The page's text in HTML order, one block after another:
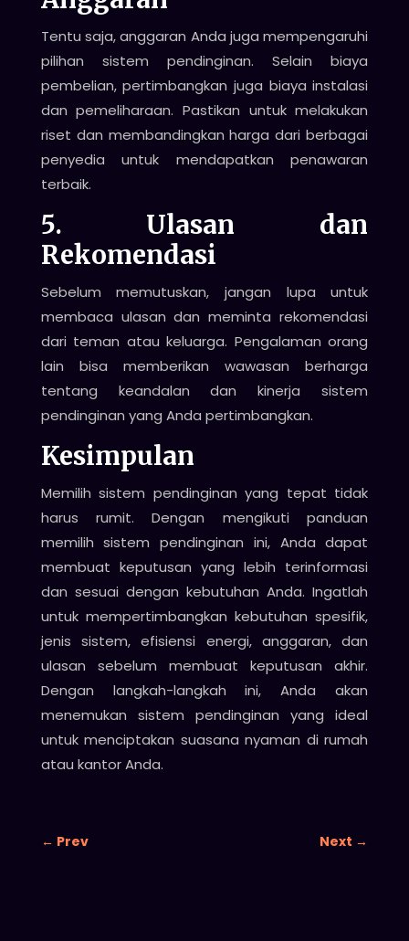
Tentu saja, anggaran Anda juga mempengaruhi
pilihan sistem pendinginan. Selain biaya
pembelian, pertimbangkan juga biaya instalasi
dan pemeliharaan. Pastikan untuk melakukan
riset dan membandingkan harga dari berbagai
penyedia untuk mendapatkan penawaran
terbaik.
5. Ulasan dan
Rekomendasi
Sebelum memutuskan, jangan lupa untuk
membaca ulasan dan meminta rekomendasi
dari teman atau keluarga. Pengalaman orang
lain bisa memberikan wawasan berharga
tentang keandalan dan kinerja sistem
pendinginan yang Anda pertimbangkan.
Kesimpulan
Memilih sistem pendinginan yang tepat tidak
harus rumit. Dengan mengikuti panduan
memilih sistem pendinginan ini, Anda dapat
membuat keputusan yang lebih terinformasi
dan sesuai dengan kebutuhan Anda. Ingatlah
untuk mempertimbangkan kebutuhan spesifik,
jenis sistem, efisiensi energi, anggaran, dan
ulasan sebelum membuat keputusan akhir.
Dengan langkah-langkah ini, Anda akan
menemukan sistem pendinginan yang ideal
untuk menciptakan suasana nyaman di rumah
atau kantor Anda.
← Prev Next →